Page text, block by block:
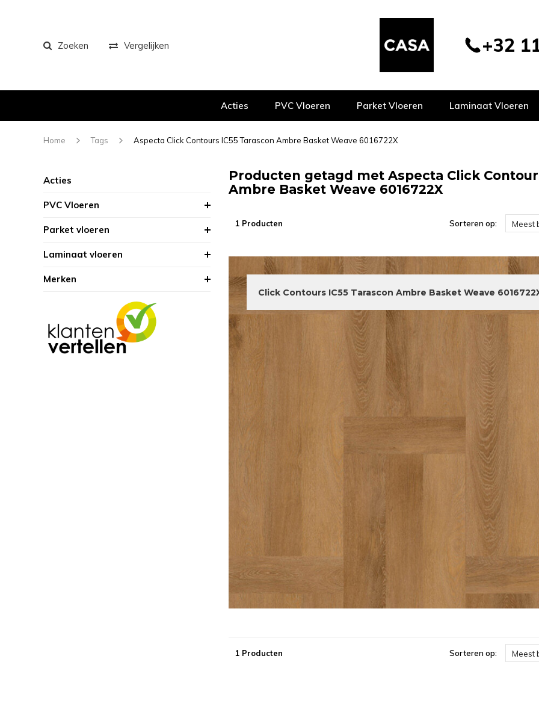
Zoeken Vergelijken +32
Acties PVC Vloeren Parket Vloeren Laminaat Vloeren
Home Tags Aspecta Click Contours IC55 Tarascon Ambre Basket Weave 6016722X
Acties
PVC Vloeren
Parket vloeren
Laminaat vloeren
Merken
Producten getagd met Aspecta Click
Ambre Basket Weave 6016722X
1 Producten Sorteren op: Meest
Click Contours IC55 Tarascon Ambre Basket Weave
1 Producten Sorteren op: Meest